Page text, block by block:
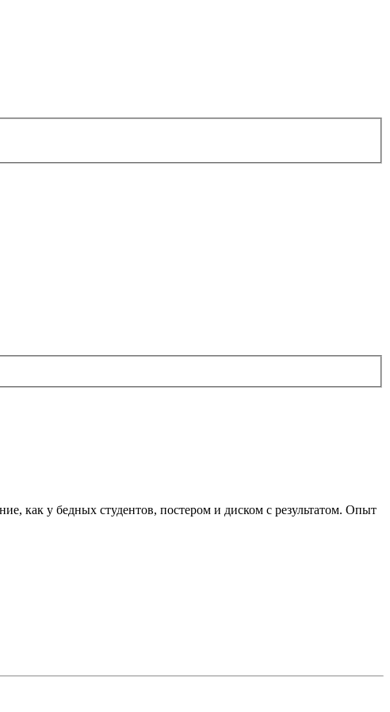
как у бедных студентов, постером и диском с результатом. Опыт